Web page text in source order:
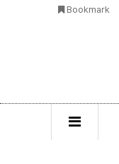
Bookmark